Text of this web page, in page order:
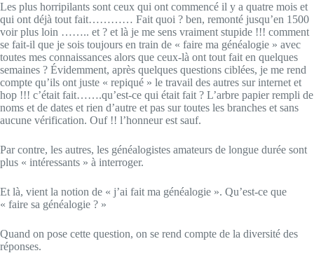
Les plus horripilants sont ceux qui ont commencé il y a quatre mois et
qui ont déjà tout fait………… Fait quoi ? ben, remonté jusqu’en 1500
voir plus loin …….. et ? et là je me sens vraiment stupide !!! comment
se fait-il que je sois toujours en train de « faire ma généalogie » avec
toutes mes connaissances alors que ceux-là ont tout fait en quelques
semaines ? Évidemment, après quelques questions ciblées, je me rend
compte qu’ils ont juste « repiqué » le travail des autres sur internet et
hop !!! c’était fait…….qu’est-ce qui était fait ? L’arbre papier rempli de
noms et de dates et rien d’autre et pas sur toutes les branches et sans
aucune vérification. Ouf !! l’honneur est sauf.
Par contre, les autres, les généalogistes amateurs de longue durée sont
plus « intéressants » à interroger.
Et là, vient la notion de « j’ai fait ma généalogie ». Qu’est-ce que
« faire sa généalogie ? »
Quand on pose cette question, on se rend compte de la diversité des
réponses.